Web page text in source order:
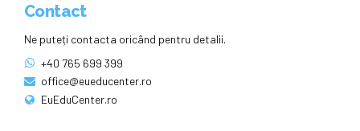
Contact
Ne puteți contacta oricând pentru detalii.
+40 765 699 399
office@eueducenter.ro
EuEduCenter.ro